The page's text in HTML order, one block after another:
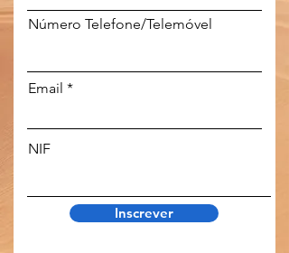
Número Telefone/Telemóvel
Email
NIF
Inscrever